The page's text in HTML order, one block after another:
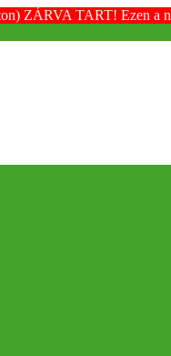
ZÁRVA TART! Ezen a